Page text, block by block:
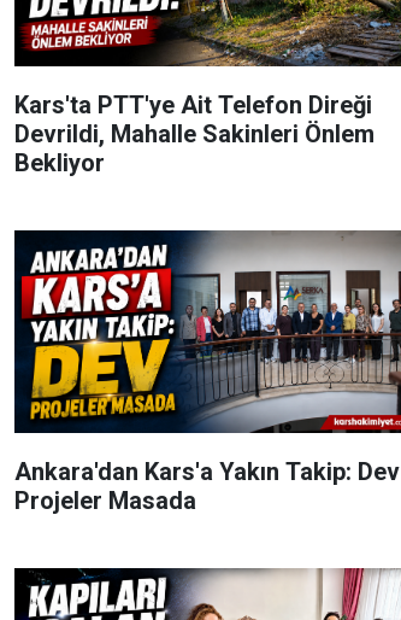
Kars'ta PTT'ye Ait Telefon Direği
Devrildi, Mahalle Sakinleri Önlem
Bekliyor
Ankara'dan Kars'a Yakın Takip: Dev
Projeler Masada